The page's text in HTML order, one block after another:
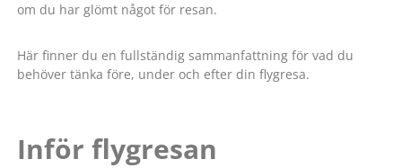
om du har glömt något för resan.
Här finner du en fullständig sammanfattning för vad du
behöver tänka före, under och efter din flygresa.
Inför flygresan